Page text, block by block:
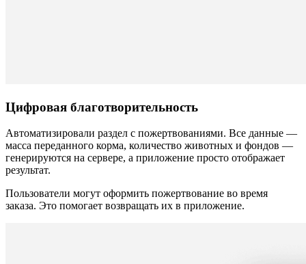
Цифровая благотворительность
Автоматизировали раздел с пожертвованиями. Все данные —
масса переданного корма, количество животных и фондов —
генерируются на сервере, а приложение просто отображает
результат.
Пользователи могут оформить пожертвование во время
заказа. Это помогает возвращать их в приложение.